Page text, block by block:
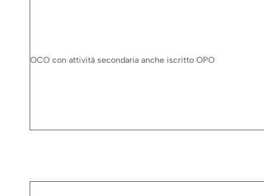
OCO con attività secondaria anche iscritto OPO